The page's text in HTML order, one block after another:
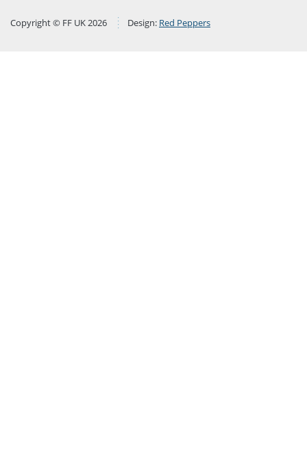
Copyright © FF UK 2026 Design: Red Peppers